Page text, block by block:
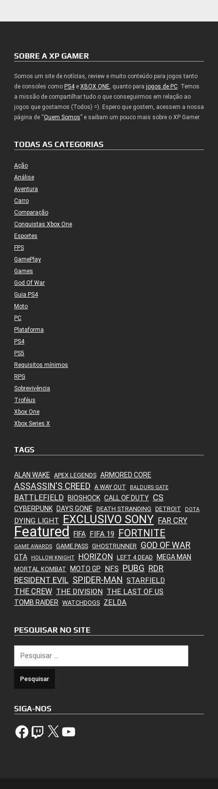
SOBRE A XP GAMER
Somos um site de notícias, review e muito conteúdo para jogos tanto
de consoles como PS4e XBOX ONE, quanto para jogos de PC. Temos
a missão de compartilhar tudo o que conseguirmos em relação ao
jogos que gostamos (Todos) =). Espero que gostem, acessem a nossa
página de “Quem Somos” e saibam um pouco mais sobre o XP Gamer.
TODAS AS CATEGORIAS
Ação
Análise
Aventura
Carro
Comparação
Conquistas Xbox One
Esportes
FPS
GamePlay
Games
God Of War
Guia PS4
Moto
PC
Plataforma
PS4
PS5
Requisitos mínimos
RPG
Sobrevivência
Troféus
Xbox One
Xbox Series X
TAGS
ALAN WAKE APEX LEGENDS ARMORED CORE
ASSASSIN'S CREED A WAY OUT BALDURS GATE
BATTLEFIELD BIOSHOCK CALL OF DUTY CS
CYBERPUNK DAYS GONE DEATH STRANDING DETROIT DOTA
DYING LIGHT EXCLUSIVO SONY FAR CRY
Featured FIFA FIFA 19 FORTNITE
GAME AWARDS GAME PASS GHOSTRUNNER GOD OF WAR
GTA HOLLOW KNIGHT HORIZON LEFT 4 DEAD MEGA MAN
MORTAL KOMBAT MOTO GP NFS PUBG RDR
RESIDENT EVIL SPIDER-MAN STARFIELD
THE CREW THE DIVISION THE LAST OF US
TOMB RAIDER WATCHDOGS ZELDA
PESQUISAR NO SITE
por:
SIGA-NOS
FacebookTwitch X YouTube